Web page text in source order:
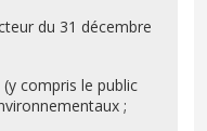
du 31 décembre
compris le public
;